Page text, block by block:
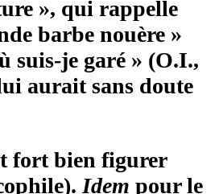
», qui rappelle
barbe nouère »
suis-je garé » (O.I.,
aurait sans doute
fort bien figurer
Idem pour le